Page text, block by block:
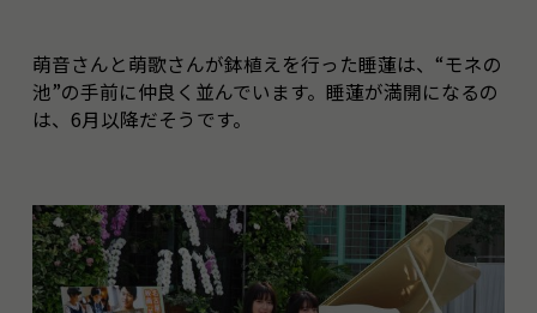
萌音さんと萌歌さんが鉢植えを行った睡蓮は、“モネの
池”の手前に仲良く並んでいます。睡蓮が満開になるの
は、6月以降だそうです。